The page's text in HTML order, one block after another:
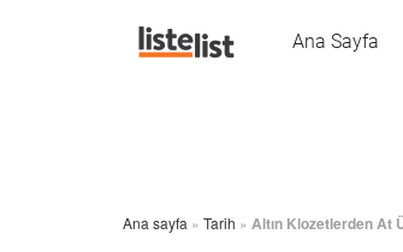
Ana Sayfa
Ana sayfa » Tarih » Altın Klozetlerden At